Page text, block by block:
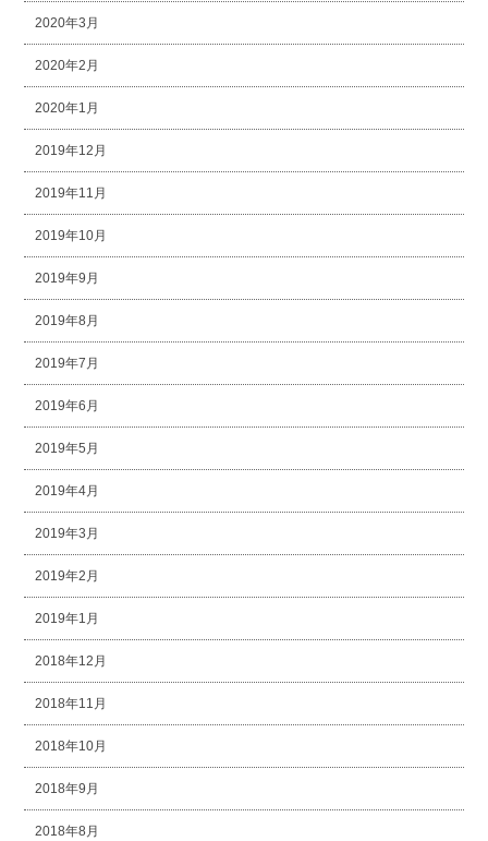
2020年3月
2020年2月
2020年1月
2019年12月
2019年11月
2019年10月
2019年9月
2019年8月
2019年7月
2019年6月
2019年5月
2019年4月
2019年3月
2019年2月
2019年1月
2018年12月
2018年11月
2018年10月
2018年9月
2018年8月